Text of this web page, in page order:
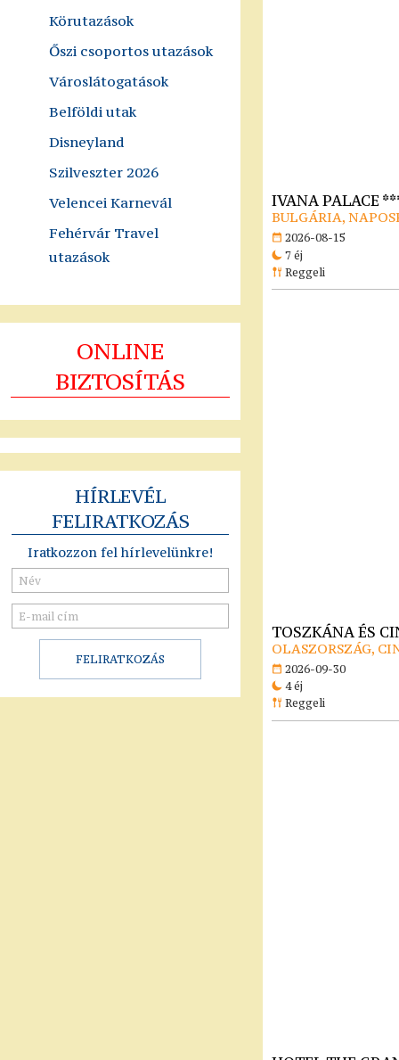
Körutazások
Őszi csoportos utazások
Városlátogatások
Belföldi utak
Disneyland
Szilveszter 2026
Velencei Karnevál
Fehérvár Travel
utazások
ONLINE
BIZTOSÍTÁS
HÍRLEVÉL
FELIRATKOZÁS
Iratkozzon fel hírlevelünkre!
IVANA PALACE
BULGÁRIA,
2026-08-15
7 éj
Reggeli
TOSZKÁNA ÉS
OLASZORSZÁG,
2026-09-30
4 éj
Reggeli